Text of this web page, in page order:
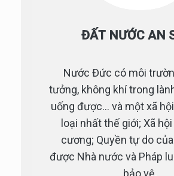
ĐẤT NƯỚC AN
Nước Đức có môi
tưởng, không khí trong
uống được… và một xã
loại nhất thế giới; Xã
cương; Quyền tự do
được Nhà nước và Pháp
bảo vệ.